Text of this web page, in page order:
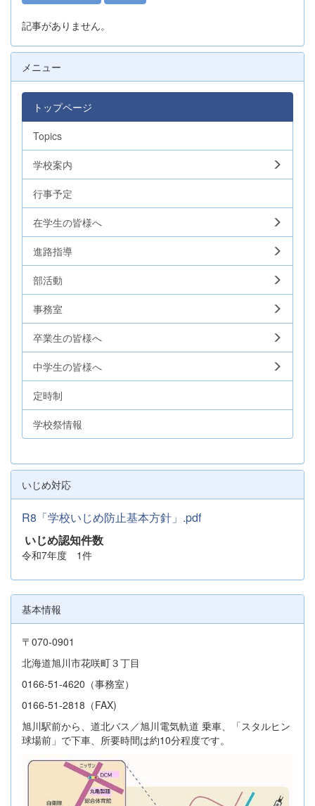
記事がありません。
メニュー
トップページ
Topics
学校案内
行事予定
在学生の皆様へ
進路指導
部活動
事務室
卒業生の皆様へ
中学生の皆様へ
定時制
学校祭情報
いじめ対応
R8「学校いじめ防止基本方針」.pdf
いじめ認知件数
令和7年度 1件
基本情報
〒070-0901
北海道旭川市花咲町３丁目
0166-51-4620（事務室）
0166-51-2818（FAX)
旭川駅前から、道北バス／旭川電気軌道 乗車、「スタルヒン
球場前」で下車、所要時間は約10分程度です。